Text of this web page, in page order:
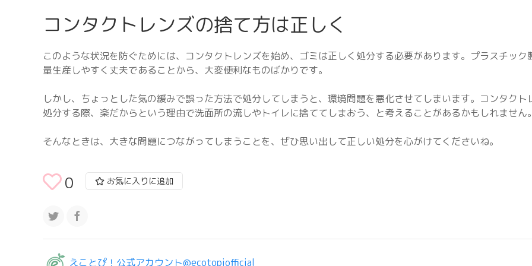
コンタクトレンズの捨て方は正しく
このような状況を防ぐためには、コンタクトレンズを始め、ゴミは正しく処分する必要があります。プラスチック
量生産しやすく丈夫であることから、大変便利なものばかりです。
しかし、ちょっとした気の緩みで誤った方法で処分してしまうと、環境問題を悪化させてしまいます。コンタクト
処分する際、楽だからという理由で洗面所の流しやトイレに捨ててしまおう、と考えることがあるかもしれません。
そんなときは、大きな問題につながってしまうことを、ぜひ思い出して正しい処分を心がけてくださいね。
0 お気に入りに追加
えことぴ！公式アカウント@ecotopiofficial